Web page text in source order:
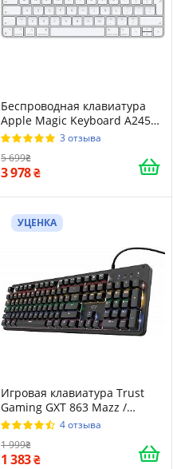
Беспроводная клавиатура
Apple Magic Keyboard A2450
Silver Original (UKR)
3 отзыва
5 699
3 978
УЦЕНКА
Игровая клавиатура Trust
Gaming GXT 863 Mazz /
Механическая / Red Outemu
/ Black
4 отзыва
1 999
1 383